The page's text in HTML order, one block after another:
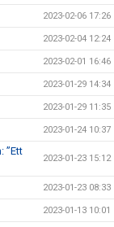
2023-02-06 17:26
2023-02-04 12:24
2023-02-01 16:46
2023-01-29 14:34
2023-01-29 11:35
2023-01-24 10:37
”Ett
2023-01-23 15:12
2023-01-23 08:33
2023-01-13 10:01